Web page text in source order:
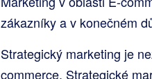
zákazníky a v konečném
Strategický marketing je
commerce. Strategické